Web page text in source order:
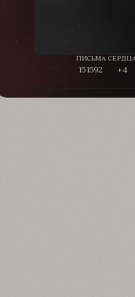
151592 +4